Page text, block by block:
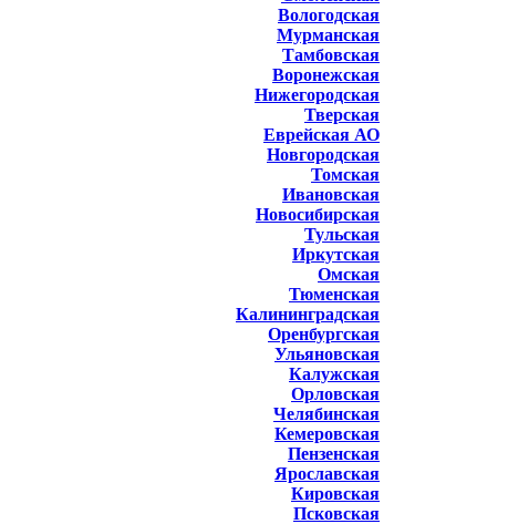
Вологодская
Мурманская
Тамбовская
Воронежская
Нижегородская
Тверская
Еврейская АО
Новгородская
Томская
Ивановская
Новосибирская
Тульская
Иркутская
Омская
Тюменская
Калининградская
Оренбургская
Ульяновская
Калужская
Орловская
Челябинская
Кемеровская
Пензенская
Ярославская
Кировская
Псковская